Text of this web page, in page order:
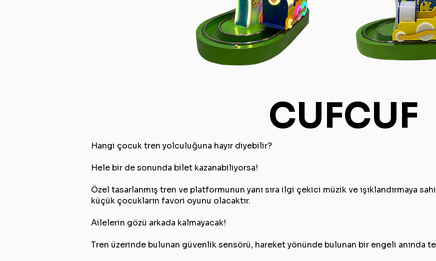
CUFCUF
Hangi çocuk tren yolculuğuna hayır diyebilir?
Hele bir de sonunda bilet kazanabiliyorsa!
Özel tasarlanmış tren ve platformunun yanı sıra ilgi çekici müzik ve ışıklandırmaya
küçük çocukların favori oyunu olacaktır.
Ailelerin gözü arkada kalmayacak!
Tren üzerinde bulunan güvenlik sensörü, hareket yönünde bulunan bir engeli anında